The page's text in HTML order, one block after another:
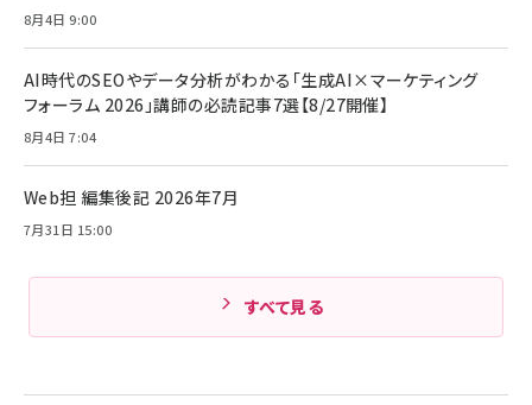
8月4日 9:00
AI時代のSEOやデータ分析がわかる「生成AI×マーケティング
フォーラム 2026」講師の必読記事7選【8/27開催】
8月4日 7:04
Web担 編集後記 2026年7月
7月31日 15:00
すべて見る